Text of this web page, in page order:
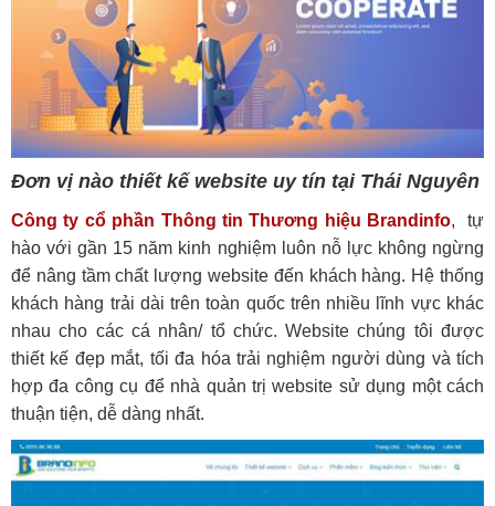
Đơn vị nào thiết kế website uy tín tại Thái Nguyên
Công ty cổ phần Thông tin Thương hiệu Brandinfo, tự
hào với gần 15 năm kinh nghiệm luôn nỗ lực không ngừng
để nâng tầm chất lượng website đến khách hàng. Hệ thống
khách hàng trải dài trên toàn quốc trên nhiều lĩnh vực khác
nhau cho các cá nhân/ tổ chức. Website chúng tôi được
thiết kế đẹp mắt, tối đa hóa trải nghiệm người dùng và tích
hợp đa công cụ để nhà quản trị website sử dụng một cách
thuận tiện, dễ dàng nhất.